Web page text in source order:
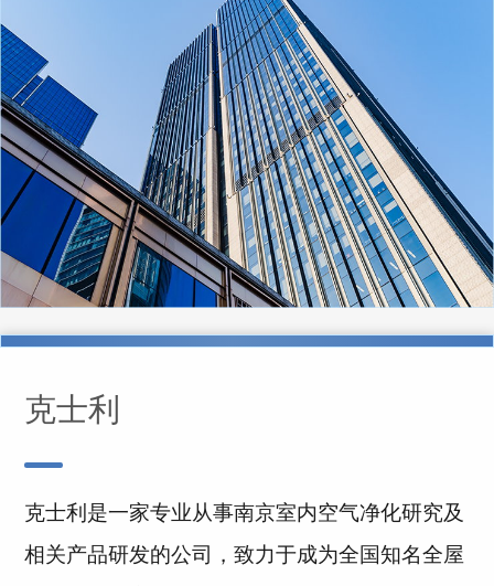
克士利
克士利是一家专业从事南京室内空气净化研究及
相关产品研发的公司，致力于成为全国知名全屋